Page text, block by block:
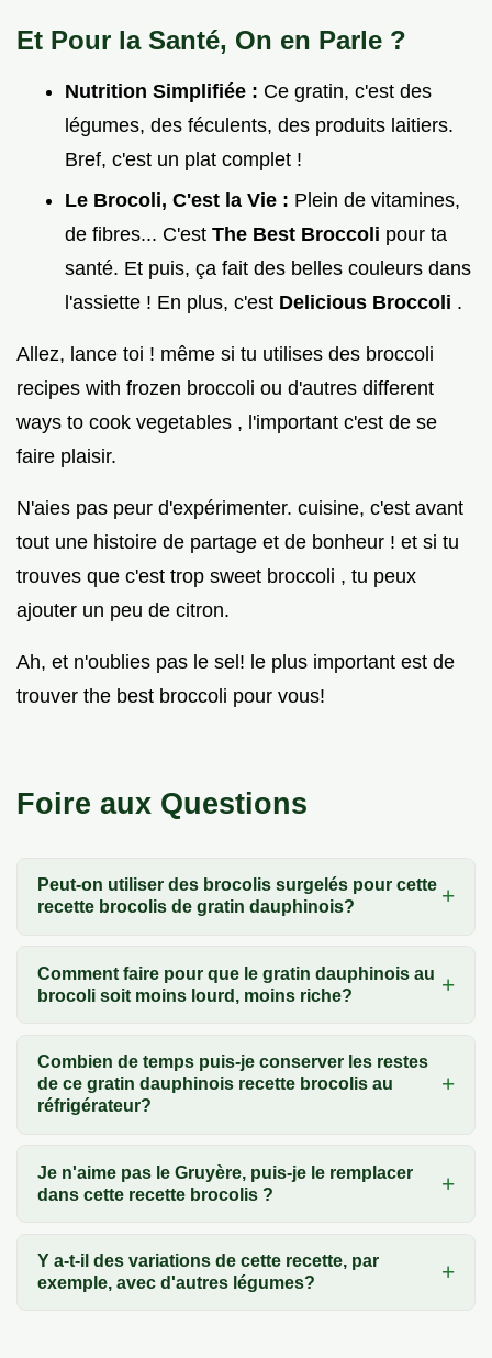
Et Pour la Santé, On en Parle ?
Nutrition Simplifiée : Ce gratin, c'est des
légumes, des féculents, des produits laitiers.
Bref, c'est un plat complet !
Le Brocoli, C'est la Vie : Plein de vitamines,
de fibres... C'est The Best Broccoli pour ta
santé. Et puis, ça fait des belles couleurs dans
l'assiette ! En plus, c'est Delicious Broccoli .
Allez, lance toi ! même si tu utilises des broccoli
recipes with frozen broccoli ou d'autres different
ways to cook vegetables , l'important c'est de se
faire plaisir.
N'aies pas peur d'expérimenter. cuisine, c'est avant
tout une histoire de partage et de bonheur ! et si tu
trouves que c'est trop sweet broccoli , tu peux
ajouter un peu de citron.
Ah, et n'oublies pas le sel! le plus important est de
trouver the best broccoli pour vous!
Foire aux Questions
Peut-on utiliser des brocolis surgelés pour cette
recette brocolis de gratin dauphinois?
Comment faire pour que le gratin dauphinois au
brocoli soit moins lourd, moins riche?
Combien de temps puis-je conserver les restes
de ce gratin dauphinois recette brocolis au
réfrigérateur?
Je n'aime pas le Gruyère, puis-je le remplacer
dans cette recette brocolis ?
Y a-t-il des variations de cette recette, par
exemple, avec d'autres légumes?